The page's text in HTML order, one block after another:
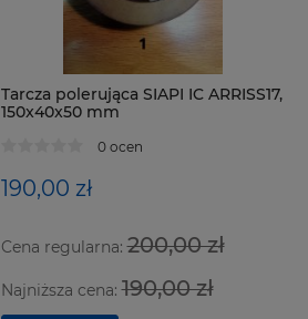
Tarcza polerująca SIAPI IC ARRISS17,
150x40x50 mm
0 ocen
190,00 zł
Cena regularna:200,00 zł
Najniższa cena:190,00 zł